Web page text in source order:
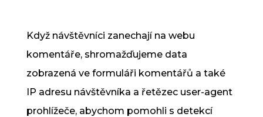
Když návštěvníci zanechají na webu
komentáře, shromažďujeme data
zobrazená ve formuláři komentářů a také
IP adresu návštěvníka a řetězec user-agent
prohlížeče, abychom pomohli s detekcí